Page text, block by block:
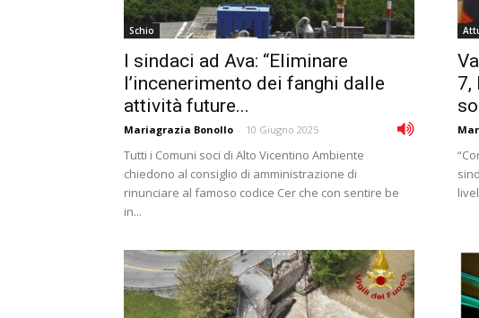
Schio
I sindaci ad Ava: “Eliminare
l’incenerimento dei fanghi dalle
attività future...
Mariagrazia Bonollo - 10 Giugno 2025
Tutti i Comuni soci di Alto Vicentino Ambiente
chiedono al consiglio di amministrazione di
rinunciare al famoso codice Cer che con sentire be
in...
7,